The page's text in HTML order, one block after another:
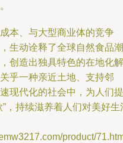
本、与大型商业体的竞争
生动诠释了全球自然食品潮
创造出独具特色的在地化解
乎一种亲近土地、支持邻
现代化的社会中，为人们提
，持续滋养着人们对美好生
product/